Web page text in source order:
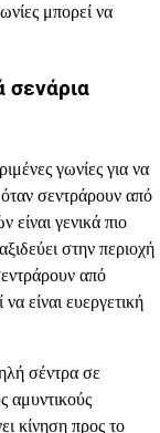
μπορεί να
σενάρια
γωνίες για να
όταν σεντράρουν από
είναι γενικά πιο
στην περιοχή
από
είναι ευεργετική
σέντρα σε
αμυντικούς
κίνηση προς το